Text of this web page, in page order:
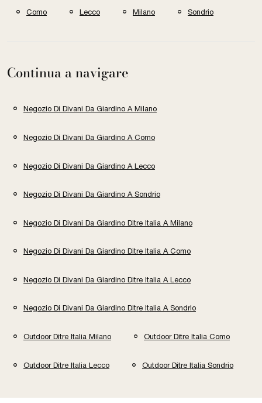
Como Lecco Milano Sondrio
Continua a navigare
Negozio Di Divani Da Giardino A Milano
Negozio Di Divani Da Giardino A Como
Negozio Di Divani Da Giardino A Lecco
Negozio Di Divani Da Giardino A Sondrio
Negozio Di Divani Da Giardino Ditre Italia A Milano
Negozio Di Divani Da Giardino Ditre Italia A Como
Negozio Di Divani Da Giardino Ditre Italia A Lecco
Negozio Di Divani Da Giardino Ditre Italia A Sondrio
Outdoor Ditre Italia Milano Outdoor Ditre Italia Como
Outdoor Ditre Italia Lecco Outdoor Ditre Italia Sondrio